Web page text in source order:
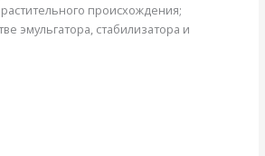
происхождения;
эмульгатора, стабилизатора и